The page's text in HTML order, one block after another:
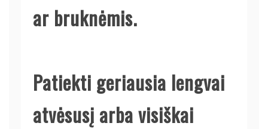
ar bruknėmis.
Patiekti geriausia lengvai
atvėsusį arba visiškai